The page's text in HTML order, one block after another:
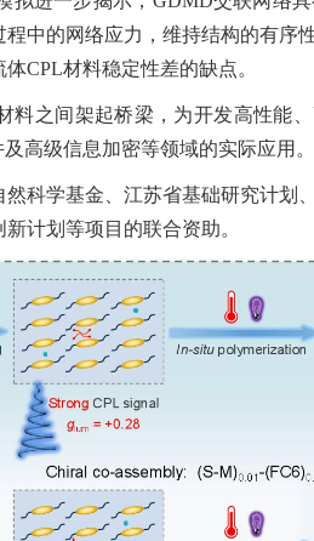
中的网络应力，维持结构的有序
体CPL材料稳定性差的缺点。
料之间架起桥梁，为开发高性能
高级信息加密等领域的实际应用。
科学基金、江苏省基础研究计划
计划等项目的联合资助。